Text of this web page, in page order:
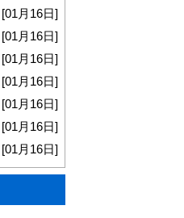
[01月16日]
[01月16日]
[01月16日]
[01月16日]
[01月16日]
[01月16日]
[01月16日]